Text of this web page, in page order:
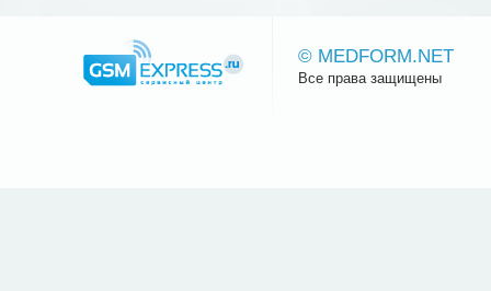
© MEDFORM.NET
Все права защищены